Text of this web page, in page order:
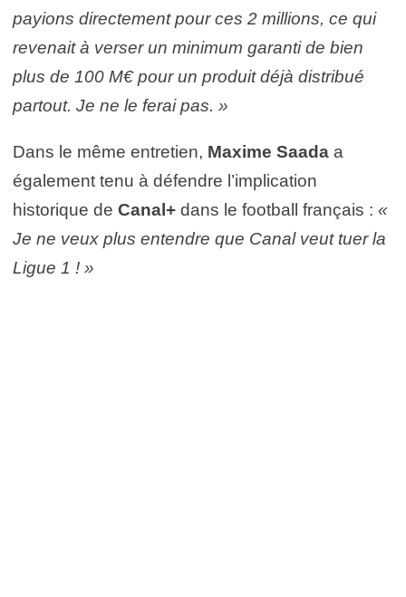
payions directement pour ces 2 millions, ce qui
revenait à verser un minimum garanti de bien
plus de 100 M€ pour un produit déjà distribué
partout. Je ne le ferai pas. »
Dans le même entretien, Maxime Saada a
également tenu à défendre l’implication
historique de Canal+ dans le football français : «
Je ne veux plus entendre que Canal veut tuer la
Ligue 1 ! »